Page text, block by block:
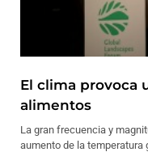
El clima provoca
alimentos
La gran frecuencia y
aumento de la temperatura